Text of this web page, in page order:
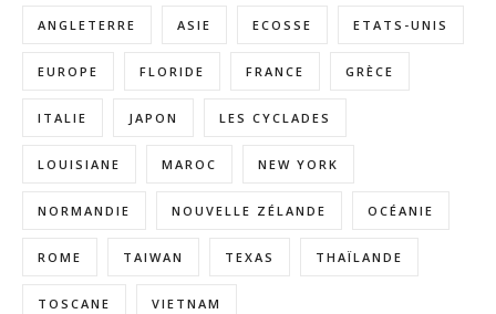
ANGLETERRE ASIE ECOSSE ETATS-UNIS
EUROPE FLORIDE FRANCE GRÈCE
ITALIE JAPON LES CYCLADES
LOUISIANE MAROC NEW YORK
NORMANDIE NOUVELLE ZÉLANDE OCÉANIE
ROME TAIWAN TEXAS THAÏLANDE
TOSCANE VIETNAM